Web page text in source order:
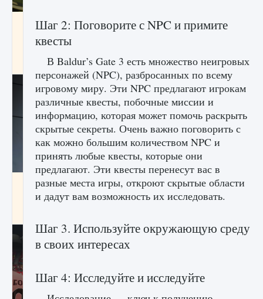
Как исправить ошибку Palworld EPalworld
«Идет сохранение мира — Невозможно
начать сохранение данных мира»
9 августа 2024 2 711 0 0
Все новые функции в режиме карьеры EA
FC 25
Шаг 2: Поговорите с NPC и примите
квесты
В Baldur’s Gate 3 есть множество неигровых
персонажей (NPC), разбросанных по всему
игровому миру. Эти NPC предлагают игрокам
различные квесты, побочные миссии и
информацию, которая может помочь раскрыть
скрытые секреты. Очень важно поговорить с
как можно большим количеством NPC и
принять любые квесты, которые они
предлагают. Эти квесты перенесут вас в
разные места игры, откроют скрытые области
и дадут вам возможность их исследовать.
Шаг 3. Используйте окружающую среду
в своих интересах
Шаг 4: Исследуйте и исследуйте